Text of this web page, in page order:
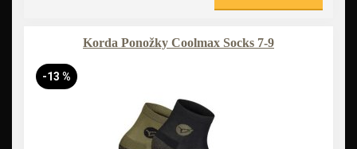
Korda Ponožky Coolmax Socks 7-9
-13 %